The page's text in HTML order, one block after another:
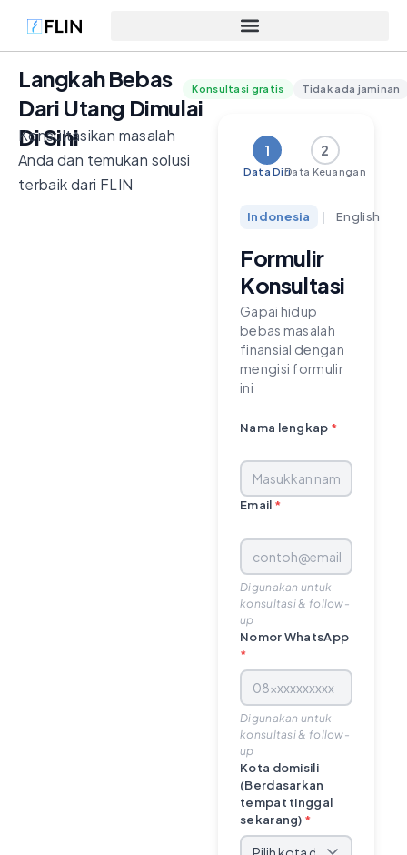
Langkah Bebas
Dari Utang Dimulai
Di Sini
Konsultasikan masalah
Anda dan temukan solusi
terbaik dari FLIN
Konsultasi gratis Tidak ada jaminan
1
Data Diri
2
Data Keuangan
Formulir
Konsultasi
Gapai hidup
bebas masalah
finansial dengan
mengisi formulir
ini
Indonesia | English
Nama lengkap *
Email *
Digunakan untuk
konsultasi & follow-
up
Nomor WhatsApp
*
Digunakan untuk
konsultasi & follow-
up
Kota domisili
(Berdasarkan
tempat tinggal
sekarang) *